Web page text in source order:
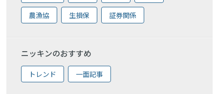
農漁協 生損保 証券関係
ニッキンのおすすめ
トレンド 一面記事